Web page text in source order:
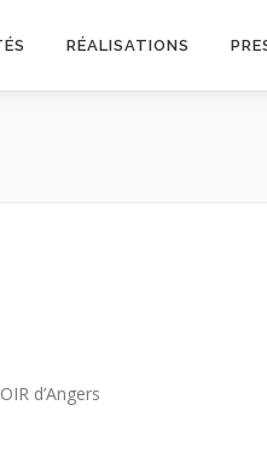
RÉALISATIONS
d’Angers